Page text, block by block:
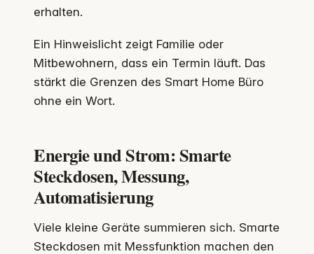
erhalten.
Ein Hinweislicht zeigt Familie oder
Mitbewohnern, dass ein Termin läuft. Das
stärkt die Grenzen des Smart Home Büro
ohne ein Wort.
Energie und Strom: Smarte
Steckdosen, Messung,
Automatisierung
Viele kleine Geräte summieren sich. Smarte
Steckdosen mit Messfunktion machen den